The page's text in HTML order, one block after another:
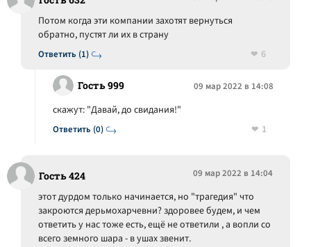
Ответить (1)
Потом когда эти компании захотят вернуться
обратно, пустят ли их в страну
6
Гость 999 09 мар 2022 в 14:08
Ответить (0)
скажут: "Давай, до свидания!"
1
Гость 424 09 мар 2022 в 14:04
этот дурдом только начинается, но "трагедия" что
закроются дерьмохарчевни? здоровее будем, и чем
ответить у нас тоже есть, ещё не ответили , а вопли со
всего земного шара - в ушах звенит.